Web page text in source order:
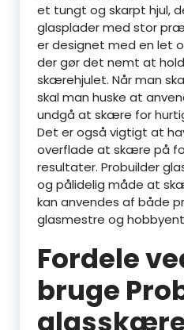
et tungt og skarpt hjul,
glasplader med stor
er designet med en let
der gør det nemt at
skærehjulet. Når man
skal man huske at
undgå at skære for
Det er også vigtigt at
overflade at skære på
resultater. Probuilder
og pålidelig måde at
kan anvendes af både
glasmestre og
Fordele
bruge